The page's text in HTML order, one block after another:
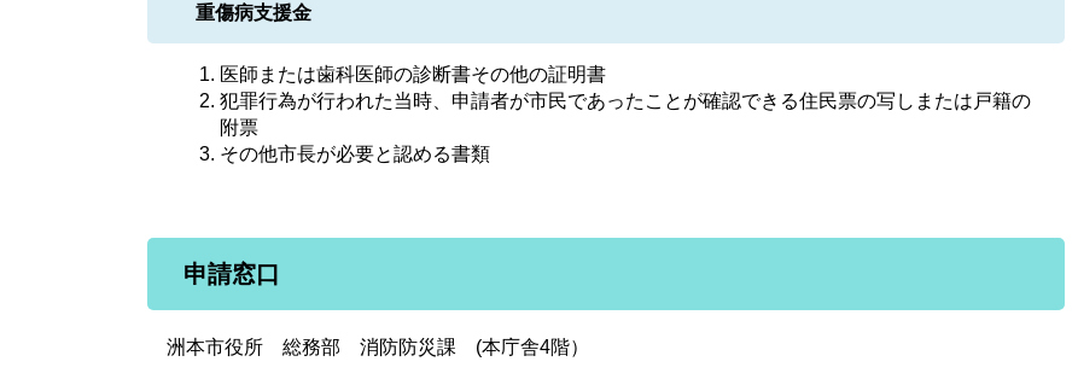
重傷病支援金
医師または歯科医師の診断書その他の証明書
犯罪行為が行われた当時、申請者が市民であったことが確認できる住民票の写しまたは戸籍の
附票
その他市長が必要と認める書類
申請窓口
洲本市役所 総務部 消防防災課 (本庁舎4階）